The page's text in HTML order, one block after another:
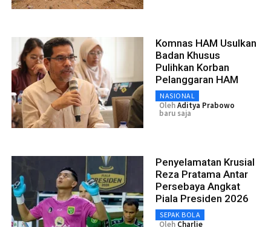
Komnas HAM Usulkan
Badan Khusus
Pulihkan Korban
Pelanggaran HAM
NASIONAL
OlehAditya Prabowo
baru saja
Penyelamatan Krusial
Reza Pratama Antar
Persebaya Angkat
Piala Presiden 2026
SEPAK BOLA
Oleh Charlie